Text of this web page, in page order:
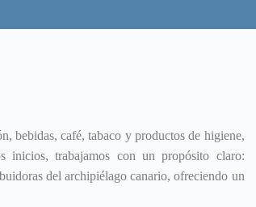
bebidas, café, tabaco y productos de higiene,
inicios, trabajamos con un propósito claro:
del archipiélago canario, ofreciendo un